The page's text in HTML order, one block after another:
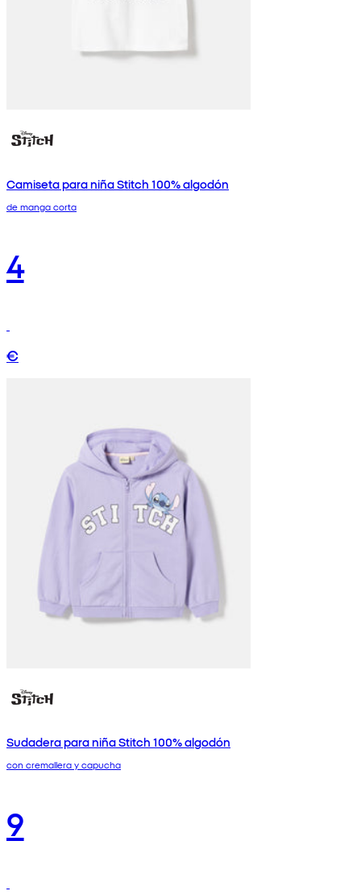
Camiseta para niña Stitch 100% algodón
de manga corta
4
€
Sudadera para niña Stitch 100% algodón
con cremallera y capucha
9